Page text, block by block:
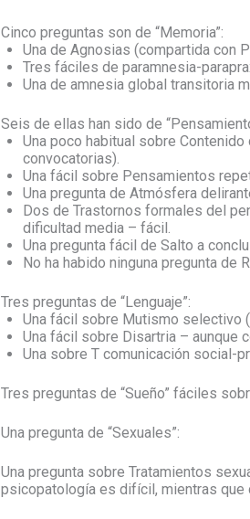
Cinco preguntas son de “Memoria”:
Una de Agnosias (compartida con
Tres fáciles de paramnesia-
Una de amnesia global transitoria
Seis de ellas han sido de
Una poco habitual sobre
convocatorias).
Una fácil sobre Pensamientos
Una pregunta de Atmósfera
Dos de Trastornos formales del
dificultad media – fácil.
Una pregunta fácil de Salto a
No ha habido ninguna pregunta de
Tres preguntas de “Lenguaje”:
Una fácil sobre Mutismo selectivo
Una fácil sobre Disartria – aunque
Una sobre T comunicación social-
Tres preguntas de “Sueño” fáciles
Una pregunta de “Sexuales”:
Una pregunta sobre Tratamientos
psicopatología es difícil, mientras